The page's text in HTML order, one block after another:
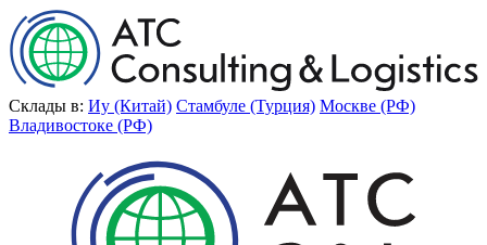
Склады в: Иу (Китай) Стамбуле (Турция) Москве (РФ)
Владивостоке (РФ)